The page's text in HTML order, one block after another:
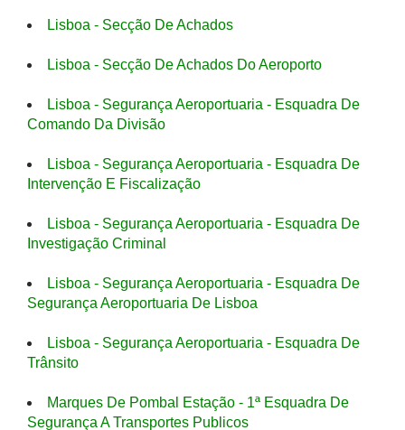
Lisboa - Secção De Achados
Lisboa - Secção De Achados Do Aeroporto
Lisboa - Segurança Aeroportuaria - Esquadra De
Comando Da Divisão
Lisboa - Segurança Aeroportuaria - Esquadra De
Intervenção E Fiscalização
Lisboa - Segurança Aeroportuaria - Esquadra De
Investigação Criminal
Lisboa - Segurança Aeroportuaria - Esquadra De
Segurança Aeroportuaria De Lisboa
Lisboa - Segurança Aeroportuaria - Esquadra De
Trânsito
Marques De Pombal Estação - 1ª Esquadra De
Segurança A Transportes Publicos